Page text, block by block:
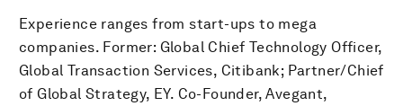
Experience ranges from start-ups to mega
companies. Former: Global Chief Technology Officer,
Global Transaction Services, Citibank; Partner/Chief
of Global Strategy, EY. Co-Founder, Avegant,